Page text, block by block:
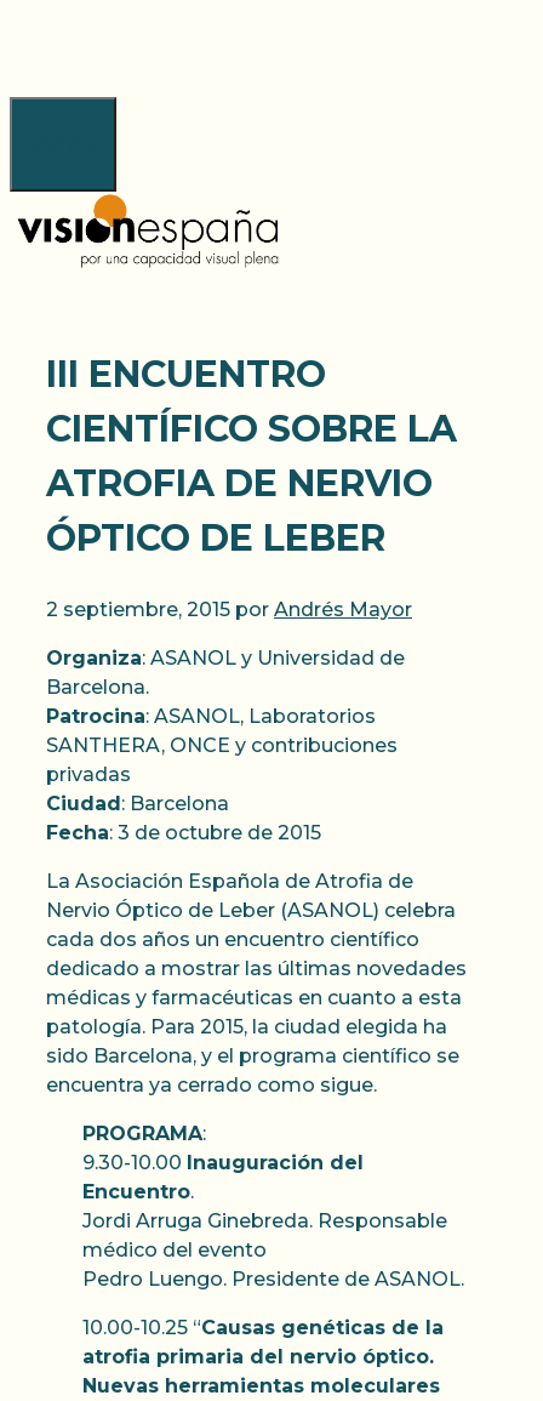
III ENCUENTRO
CIENTÍFICO SOBRE LA
ATROFIA DE NERVIO
ÓPTICO DE LEBER
2 septiembre, 2015 por Andrés Mayor
Organiza: ASANOL y Universidad de
Barcelona.
Patrocina: ASANOL, Laboratorios
SANTHERA, ONCE y contribuciones
privadas
Ciudad: Barcelona
Fecha: 3 de octubre de 2015
La Asociación Española de Atrofia de
Nervio Óptico de Leber (ASANOL) celebra
cada dos años un encuentro científico
dedicado a mostrar las últimas novedades
médicas y farmacéuticas en cuanto a esta
patología. Para 2015, la ciudad elegida ha
sido Barcelona, y el programa científico se
encuentra ya cerrado como sigue.
PROGRAMA:
9.30-10.00 Inauguración del
Encuentro.
Jordi Arruga Ginebreda. Responsable
médico del evento
Pedro Luengo. Presidente de ASANOL.
10.00-10.25 “Causas genéticas de la
atrofia primaria del nervio óptico.
Nuevas herramientas moleculares